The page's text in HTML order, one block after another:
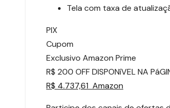
Tela com taxa de
PIX
Cupom
Exclusivo Amazon Prime
R$ 200 OFF DISPONíVEL NA
R$ 4.737,61 Amazon